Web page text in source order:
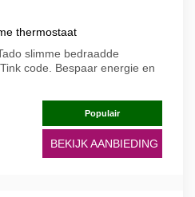
thermostaat
slimme bedraadde
code. Bespaar energie en
Populair
BEKIJK AANBIEDING